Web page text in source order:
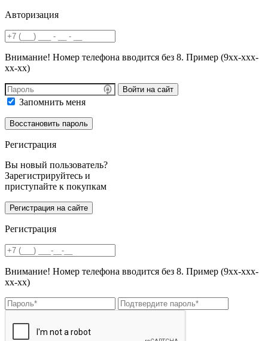
Авторизация
Внимание! Номер телефона вводится без 8. Пример (9хх-ххх-
хх-хх)
Войти на сайт
Запомнить меня
Регистрация
Вы новый пользователь?
Зарегистрируйтесь и
приступайте к покупкам
Регистрация
Внимание! Номер телефона вводится без 8. Пример (9хх-ххх-
хх-хх)